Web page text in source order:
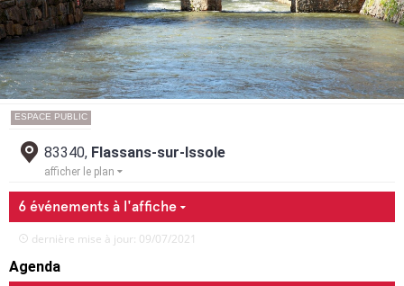
ESPACE PUBLIC
83340, Flassans-sur-Issole
afficher le plan
6 événements à l'affiche
dernière mise à jour: 09/07/2021
Agenda